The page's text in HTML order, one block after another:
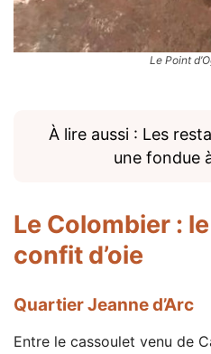
Le Point
À lire aussi : Les
une fondue
Le Colombier :
confit d’oie
Quartier Jeanne d’Arc
Entre le cassoulet venu de